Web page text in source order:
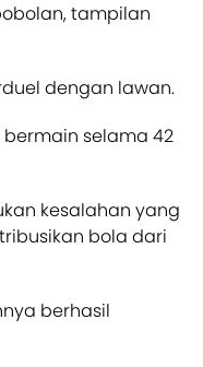
tampilan
dengan lawan.
selama 42
kesalahan yang
bola dari
berhasil